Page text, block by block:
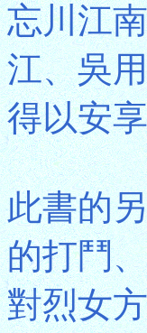
忘川江
江、吳
得以安
此書的
的打鬥
對烈女